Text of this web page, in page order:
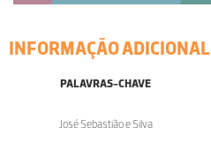
INFORMAÇÃO ADICIONAL
PALAVRAS-CHAVE
José Sebastião e Silva